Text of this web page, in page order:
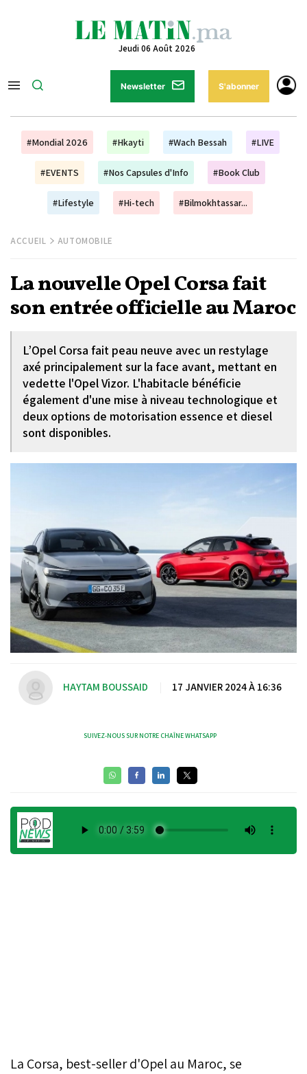
Jeudi 06 Août 2026
Newsletter S'abonner
#Mondial 2026 #Hkayti #Wach Bessah #LIVE
#EVENTS #Nos Capsules d'Info #Book Club
#Lifestyle #Hi-tech #Bilmokhtassar...
ACCUEIL AUTOMOBILE
La nouvelle Opel Corsa fait
son entrée officielle au Maroc
L’Opel Corsa fait peau neuve avec un restylage
axé principalement sur la face avant, mettant en
vedette l'Opel Vizor. L'habitacle bénéficie
également d'une mise à niveau technologique et
deux options de motorisation essence et diesel
sont disponibles.
HAYTAM BOUSSAID 17 JANVIER 2024 À 16:36
SUIVEZ-NOUS SUR NOTRE CHAÎNE WHATSAPP
La Corsa, best-seller d'Opel au Maroc, se